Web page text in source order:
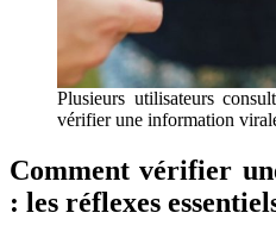
Plusieurs utilisateurs
vérifier une information
Comment vérifier
: les réflexes